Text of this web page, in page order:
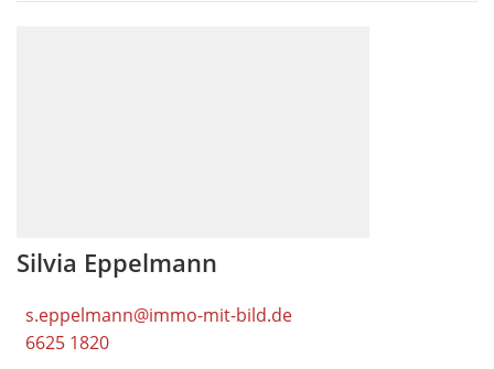
Silvia Eppelmann
s.eppelmann@immo-mit-bild.de
6625 1820